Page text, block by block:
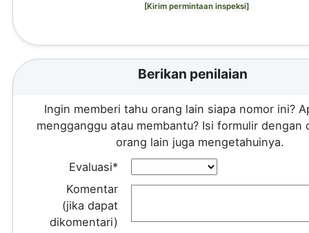
[Kirim permintaan inspeksi]
Berikan penilaian
Ingin memberi tahu orang lain siapa nomor ini?
mengganggu atau membantu? Isi formulir dengan
orang lain juga mengetahuinya.
Evaluasi*
Komentar
(jika dapat
dikomentari)